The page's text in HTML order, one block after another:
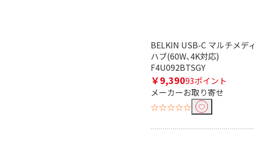
BELKIN USB-C マルチメデ
ハブ(60W､4K対応)
F4U092BTSGY
￥9,39093ポイント
メーカーお取り寄せ
☆☆☆☆☆